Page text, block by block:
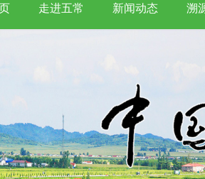
走进五常 新闻动态 溯